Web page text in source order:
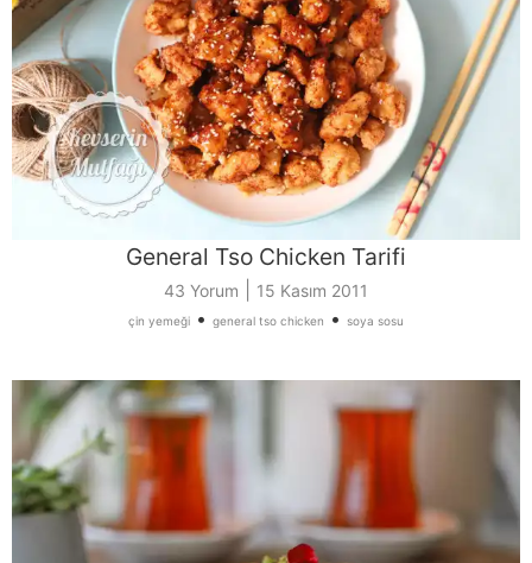
General Tso Chicken Tarifi
43 Yorum 15 Kasım 2011
çin yemeği • general tso chicken • soya sosu